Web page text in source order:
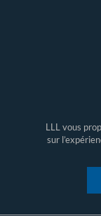
LLL vous
sur